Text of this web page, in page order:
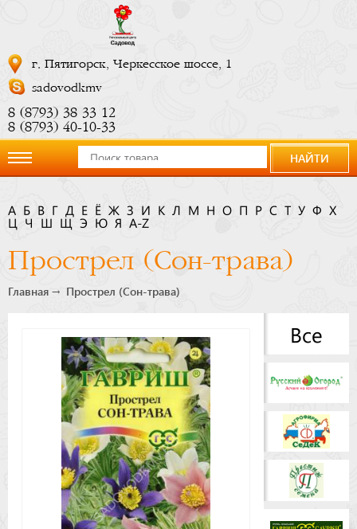
г. Пятигорск, Черкесское шоссе, 1
sadovodkmv
8 (8793) 38 33 12
8 (8793) 40-10-33
компании
Новости
сейчас
Бренды
Доставка
Оптовикам
НАЙТИ
А Б В Г Д Е Ё Ж З И К Л М Н О П Р С Т У Ф
Х
Ч Э Ю Я A-Z
Прострел (Сон-трава)
Главная Прострел (Сон-трава)
Все